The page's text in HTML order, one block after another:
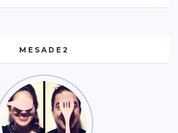
MESADE2